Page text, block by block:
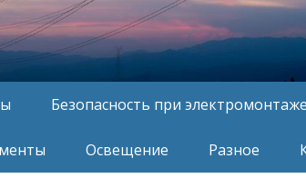
Безопасность при электромонтаже
Освещение Разное